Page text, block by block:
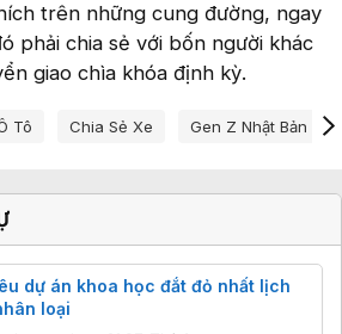
trên những cung đường, ngay
phải chia sẻ với bốn người khác
giao chìa khóa định kỳ.
Tô Chia Sẻ Xe Gen Z Nhật Bản
dự án khoa học đắt đỏ nhất lịch
loại